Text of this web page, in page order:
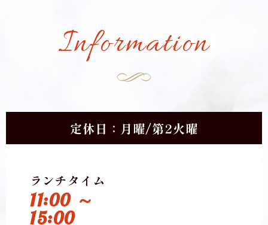
Information
定休日：月曜/第2火曜
ランチタイム
11:00 ～
15:00